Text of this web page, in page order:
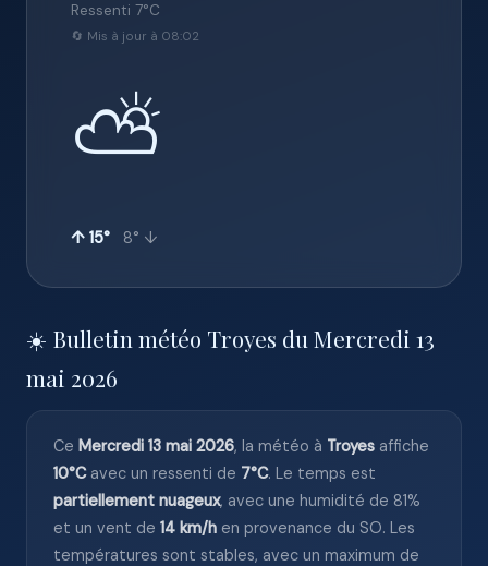
Ressenti 7°C
🔄 Mis à jour à 08:02
⛅
↑ 15° 8° ↓
☀️ Bulletin météo Troyes du Mercredi 13
mai 2026
Ce Mercredi 13 mai 2026, la météo à Troyes affiche
10°Cavec un ressenti de 7°C. Le temps est
partiellement nuageux, avec une humidité de 81%
et un vent de 14 km/h en provenance du SO. Les
températures sont stables, avec un maximum de